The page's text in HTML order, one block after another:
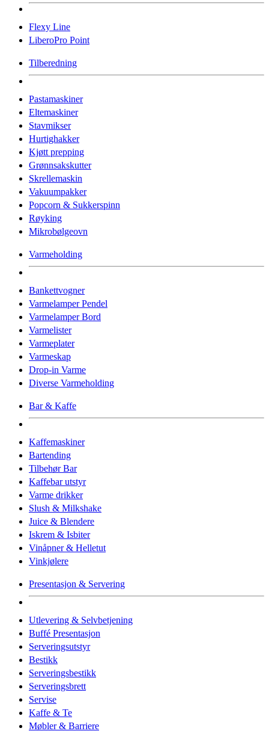
Flexy Line
LiberoPro Point
Tilberedning
Pastamaskiner
Eltemaskiner
Stavmikser
Hurtighakker
Kjøtt prepping
Grønnsakskutter
Skrellemaskin
Vakuumpakker
Popcorn & Sukkerspinn
Røyking
Mikrobølgeovn
Varmeholding
Bankettvogner
Varmelamper Pendel
Varmelamper Bord
Varmelister
Varmeplater
Varmeskap
Drop-in Varme
Diverse Varmeholding
Bar & Kaffe
Kaffemaskiner
Bartending
Tilbehør Bar
Kaffebar utstyr
Varme drikker
Slush & Milkshake
Juice & Blendere
Iskrem & Isbiter
Vinåpner & Helletut
Vinkjølere
Presentasjon & Servering
Utlevering & Selvbetjening
Buffé Presentasjon
Serveringsutstyr
Bestikk
Serveringsbestikk
Serveringsbrett
Servise
Kaffe & Te
Møbler & Barriere